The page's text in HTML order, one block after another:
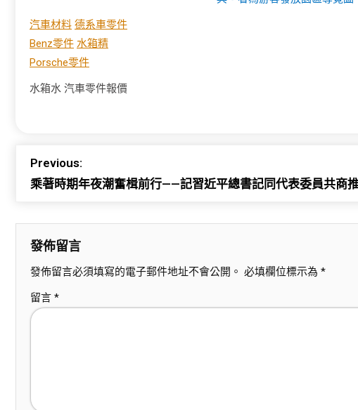
汽車材料 德系車零件
Benz零件 水箱精
Porsche零件
水箱水 汽車零件報價
Previous:
乘著時期年夜潮奮楫前行——記習近平總書記同代表委員共商
發佈留言
發佈留言必須填寫的電子郵件地址不會公開。 必填欄位標示為 *
留言 *